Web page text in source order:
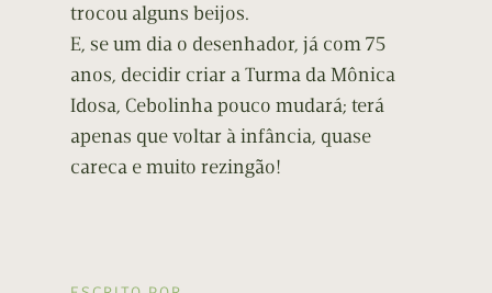
trocou alguns beijos.
E, se um dia o desenhador, já com 75
anos, decidir criar a Turma da Mônica
Idosa, Cebolinha pouco mudará; terá
apenas que voltar à infância, quase
careca e muito rezingão!